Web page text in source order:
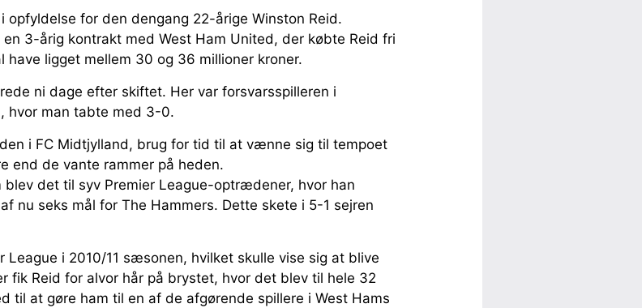
opfyldelse for den dengang 22-årige Winston Reid.
3-årig kontrakt med West Ham United, der købte Reid fri
ligget mellem 30 og 36 millioner kroner.
ni dage efter skiftet. Her var forsvarsspilleren i
hvor man tabte med 3-0.
i FC Midtjylland, brug for tid til at vænne sig til tempoet
end de vante rammer på heden.
det til syv Premier League-optrædener, hvor han
nu seks mål for The Hammers. Dette skete i 5-1 sejren
League i 2010/11 sæsonen, hvilket skulle vise sig at blive
fik Reid for alvor hår på brystet, hvor det blev til hele 32
til at gøre ham til en af de afgørende spillere i West Hams